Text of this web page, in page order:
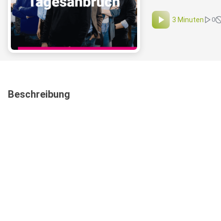
3 Minuten 0
Beschreibung